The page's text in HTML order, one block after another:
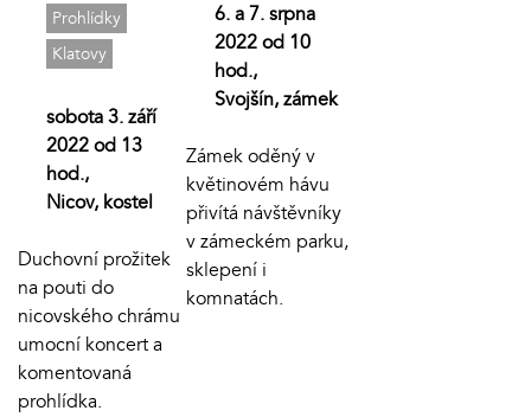
Prohlídky
Klatovy
sobota 3. září
2022 od 13
hod.,
Nicov, kostel
Duchovní prožitek
na pouti do
nicovského chrámu
umocní koncert a
komentovaná
prohlídka.
6. a 7. srpna
2022 od 10
hod.,
Svojšín, zámek
Zámek oděný v
květinovém hávu
přivítá návštěvníky
v zámeckém parku,
sklepení i
komnatách.